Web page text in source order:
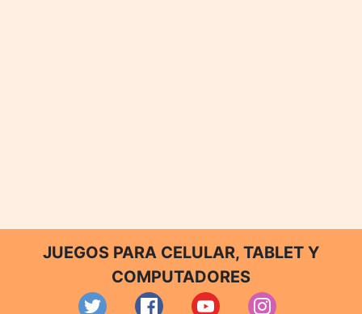
JUEGOS PARA CELULAR, TABLET Y
COMPUTADORES